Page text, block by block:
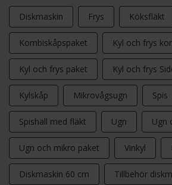
Diskmaskin Frys Köksfläkt
Kombiskåpspaket Kyl och frys
Kyl och frys paket Kyl och frys
Kylskåp Mikrovågsugn Spis
Spishäll med fläkt Ugn Ugn
Ugn och mikro paket Vinkyl
Diskmaskin 60 cm Tillbehör